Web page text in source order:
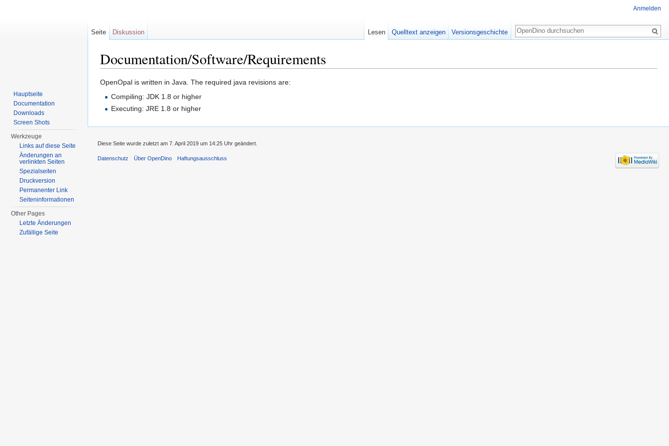
Documentation/Software/Requirements
OpenOpal is written in Java. The required java revisions are:
Compiling: JDK 1.8 or higher
Executing: JRE 1.8 or higher
Anmelden
Seite Diskussion Lesen Quelltext anzeigen Versionsgeschichte
Suche
Hauptseite
Documentation
Downloads
Screen Shots
Werkzeuge
Links auf diese Seite
Änderungen an
verlinkten Seiten
Spezialseiten
Druckversion
Permanenter Link
Seiten­informationen
Other Pages
Letzte Änderungen
Zufällige Seite
Diese Seite wurde zuletzt am 7. April 2019 um 14:25 Uhr geändert.
Datenschutz Über OpenDino Haftungsausschluss